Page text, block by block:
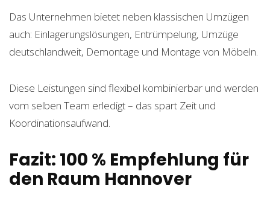
Das Unternehmen bietet neben klassischen Umzügen
auch: Einlagerungslösungen, Entrümpelung, Umzüge
deutschlandweit, Demontage und Montage von Möbeln.
Diese Leistungen sind flexibel kombinierbar und werden
vom selben Team erledigt – das spart Zeit und
Koordinationsaufwand.
Fazit: 100 % Empfehlung für
den Raum Hannover